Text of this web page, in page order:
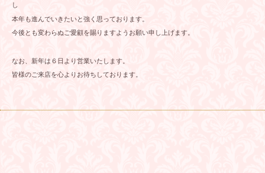
し
本年も進んでいきたいと強く思っております。
今後とも変わらぬご愛顧を賜りますようお願い申し上げます。
なお、新年は６日より営業いたします。
皆様のご来店を心よりお待ちしております。